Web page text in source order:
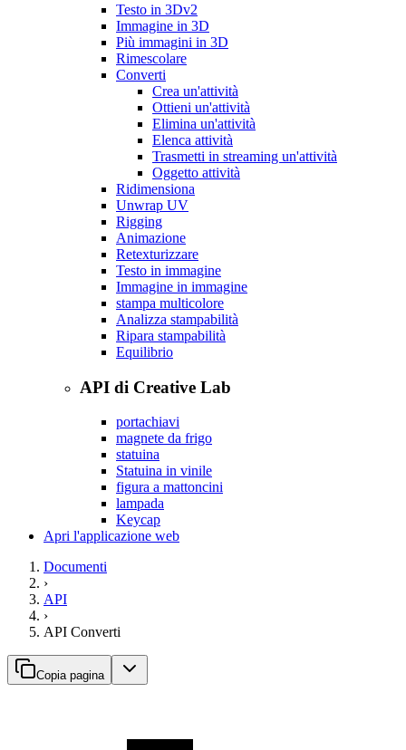
Testo in 3Dv2
Immagine in 3D
Più immagini in 3D
Rimescolare
Converti
Crea un'attività
Ottieni un'attività
Elimina un'attività
Elenca attività
Trasmetti in streaming un'attività
Oggetto attività
Ridimensiona
Unwrap UV
Rigging
Animazione
Retexturizzare
Testo in immagine
Immagine in immagine
stampa multicolore
Analizza stampabilità
Ripara stampabilità
Equilibrio
API di Creative Lab
portachiavi
magnete da frigo
statuina
Statuina in vinile
figura a mattoncini
lampada
Keycap
Apri l'applicazione web
Documenti
›
API
›
API Converti
Copia pagina